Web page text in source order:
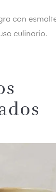
con
culinario.